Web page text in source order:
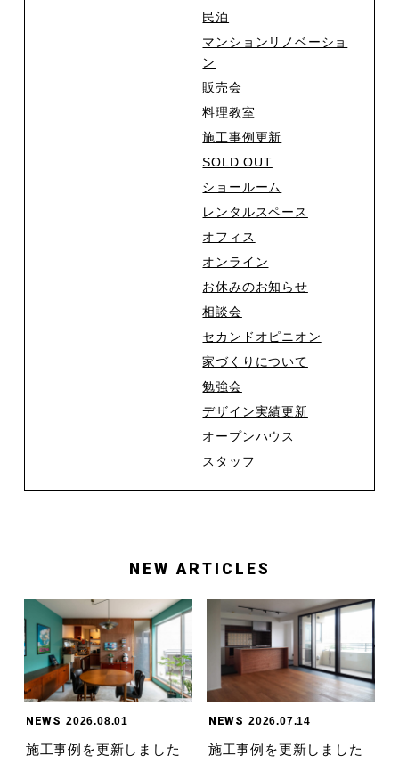
民泊
マンションリノベーショ
ン
販売会
料理教室
施工事例更新
SOLD OUT
ショールーム
レンタルスペース
オフィス
オンライン
お休みのお知らせ
相談会
セカンドオピニオン
家づくりについて
勉強会
デザイン実績更新
オープンハウス
スタッフ
NEW ARTICLES
NEWS 2026.08.01
施工事例を更新しました
NEWS 2026.07.14
施工事例を更新しました